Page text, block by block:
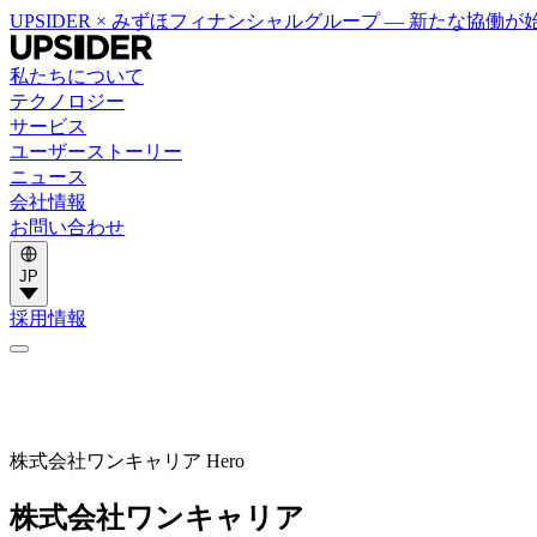
UPSIDER × みずほフィナンシャルグループ — 新たな協働が
私たちについて
テクノロジー
サービス
ユーザーストーリー
ニュース
会社情報
お問い合わせ
JP
採用情報
株式会社ワンキャリア Hero
株式会社ワンキャリア